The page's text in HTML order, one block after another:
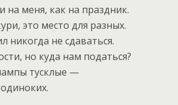
на меня, как на праздник.
это место для разных.
никогда не сдаваться.
но куда нам податься?
тусклые —